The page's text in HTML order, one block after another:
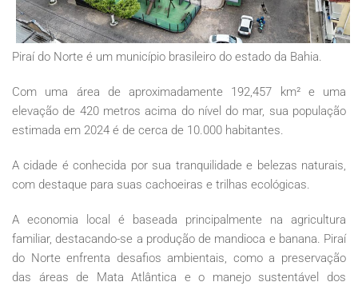
Piraí do Norte é um município brasileiro do estado da Bahia.
Com uma área de aproximadamente 192,457 km² e uma
elevação de 420 metros acima do nível do mar, sua população
estimada em 2024 é de cerca de 10.000 habitantes.
A cidade é conhecida por sua tranquilidade e belezas naturais,
com destaque para suas cachoeiras e trilhas ecológicas.
A economia local é baseada principalmente na agricultura
familiar, destacando-se a produção de mandioca e banana. Piraí
do Norte enfrenta desafios ambientais, como a preservação
das áreas de Mata Atlântica e o manejo sustentável dos